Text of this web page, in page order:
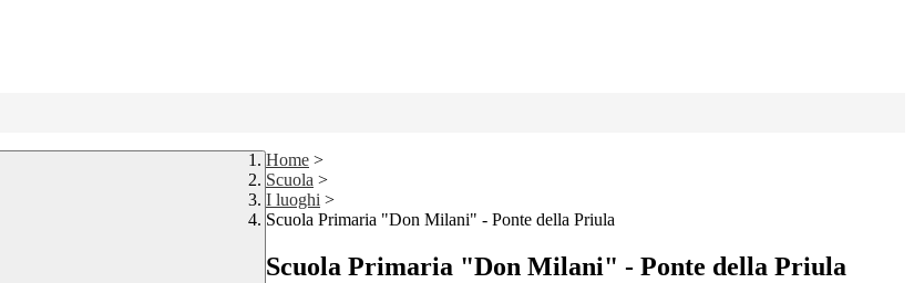
Home >
Scuola >
I luoghi >
Scuola Primaria "Don Milani" - Ponte della Priula
Scuola Primaria "Don Milani" - Ponte della Priula